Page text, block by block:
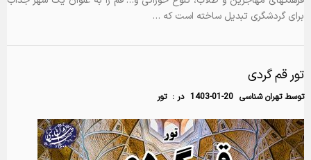
برای گردشگری تبدیل ساخته است که …
تور قم گردی
توسطتهران شناسی 1403-01-20 در :تور